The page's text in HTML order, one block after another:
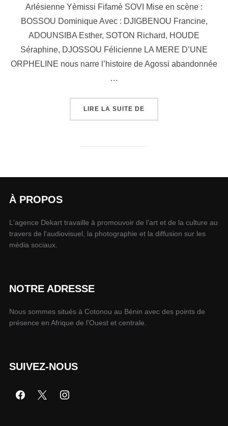
Arlésienne Yèmissi Fifamè SOVI Mise en scène :
BOSSOU Dominique Avec : DJIGBENOU Francine,
ADOUNSIBA Esther, SOTON Richard, HOUDE
Séraphine, DJOSSOU Félicienne LA MERE D’UNE
ORPHELINE nous narre l’histoire de Agossi abandonnée
…
LIRE LA SUITE DE
À PROPOS
L'agence Dekart travaille à promouvoir de l'art et de la culture au
travers de l'audiovisuel, la photographie et la diffusion sur les
média sociaux.
NOTRE ADRESSE
Nous sommes situés à Cotonou au Bénin avec des points de
présence en Afrique de l'Ouest et centrale.
SUIVEZ-NOUS